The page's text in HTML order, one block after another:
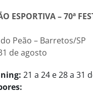
ESPORTIVA – 70ª
Peão – Barretos/SP
de agosto
21 a 24 e 28 a 31